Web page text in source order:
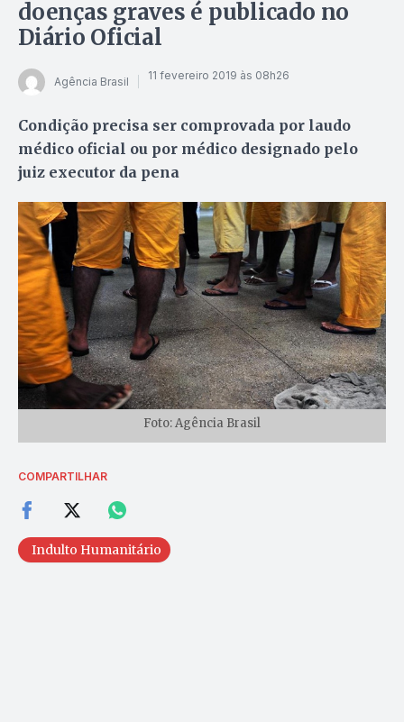
doenças graves é publicado no
Diário Oficial
Agência Brasil 11 fevereiro 2019 às 08h26
Condição precisa ser comprovada por laudo
médico oficial ou por médico designado pelo
juiz executor da pena
Foto: Agência Brasil
COMPARTILHAR
Indulto Humanitário